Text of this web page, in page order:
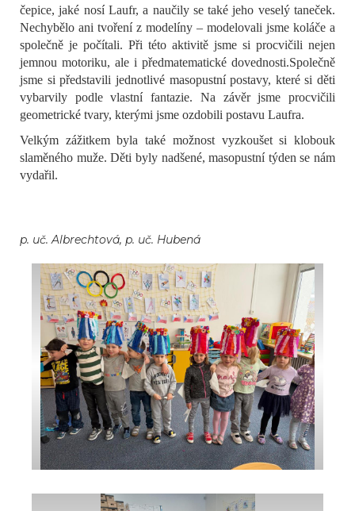
čepice, jaké nosí Laufr, a naučily se také jeho veselý taneček.
Nechybělo ani tvoření z modelíny – modelovali jsme koláče a
společně je počítali. Při této aktivitě jsme si procvičili nejen
jemnou motoriku, ale i předmatematické dovednosti.Společně
jsme si představili jednotlivé masopustní postavy, které si děti
vybarvily podle vlastní fantazie. Na závěr jsme procvičili
geometrické tvary, kterými jsme ozdobili postavu Laufra.
Velkým zážitkem byla také možnost vyzkoušet si klobouk
slaměného muže. Děti byly nadšené, masopustní týden se nám
vydařil.
p. uč. Albrechtová, p. uč. Hubená